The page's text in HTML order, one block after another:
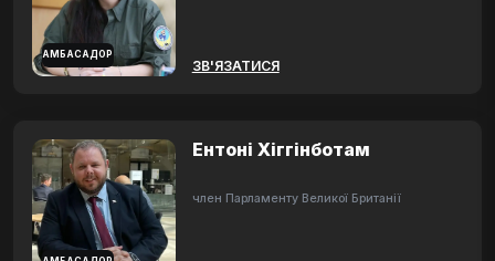
АМБАСАДОР
ЗВ'ЯЗАТИСЯ
Ентоні Хіггінботам
член Парламенту Великої Британії